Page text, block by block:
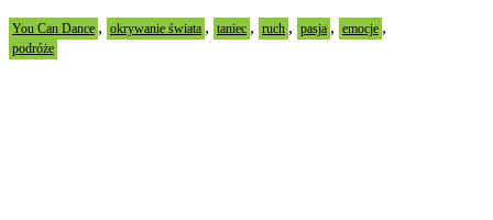
You Can Dance , okrywanie świata , taniec , ruch , pasja , emocje ,
podróże